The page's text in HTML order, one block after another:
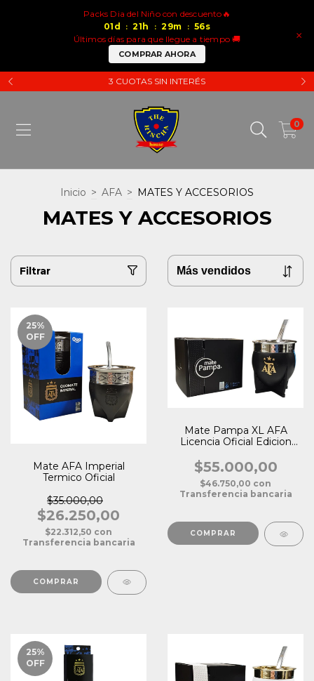
×
Packs Dia del Niño con descuento🔥
01 d : 21 h : 29m : 55s
Últimos días para que llegue a tiempo 🚚
COMPRAR AHORA
3 CUOTAS SIN INTERÉS
0
Inicio > AFA > MATES Y ACCESORIOS
MATES Y ACCESORIOS
Filtrar
25%
OFF
Mate AFA Imperial
Termico Oficial
$35.000,00
$26.250,00
$22.312,50 con
Transferencia bancaria
Mate Pampa XL AFA
Licencia Oficial Edicion
$55.000,00
$46.750,00 con
Transferencia bancaria
25%
OFF